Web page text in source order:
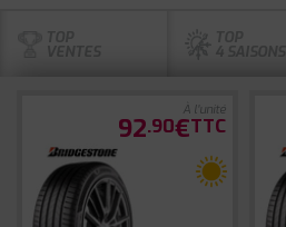
VENTES 4 SAISONS
À l'unité
92.90€TTC